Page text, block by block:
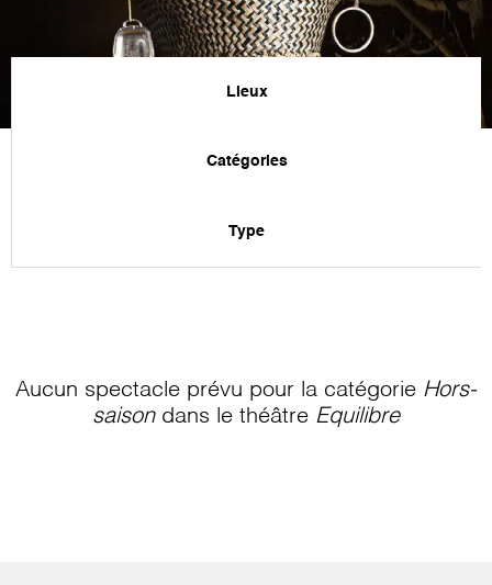
Lieux
Catégories
Type
Aucun spectacle prévu pour la catégorie Hors-
saisondans le théâtre Equilibre